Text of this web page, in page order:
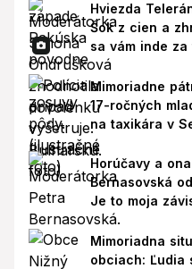
Hviezda
Šok z cien a
sa vám inde
Mimoriadne
17-ročných
na taxikára v
Horúčavy a
Bernasovská
Je to moja
Mimoriadna
obciach: Ľudia